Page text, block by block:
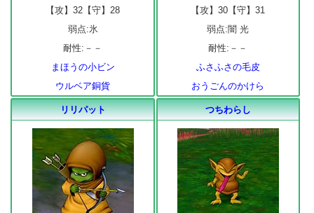
【攻】32【守】28
弱点:氷
耐性:－－
まほうの小ビン
ウルベア銅貨
【攻】30【守】31
弱点:闇 光
耐性:－－
ふさふさの毛皮
おうごんのかけら
リリパット つちわらし